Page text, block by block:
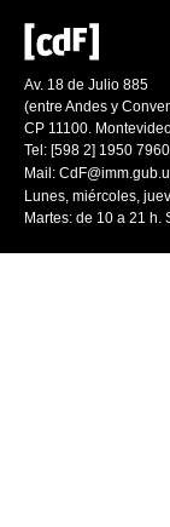
Av. 18 de Julio 885
(entre Andes y
CP 11100.
Tel: [598 2] 1950 7960
Mail:
Lunes, miércoles,
Martes: de 10 a 21 h.